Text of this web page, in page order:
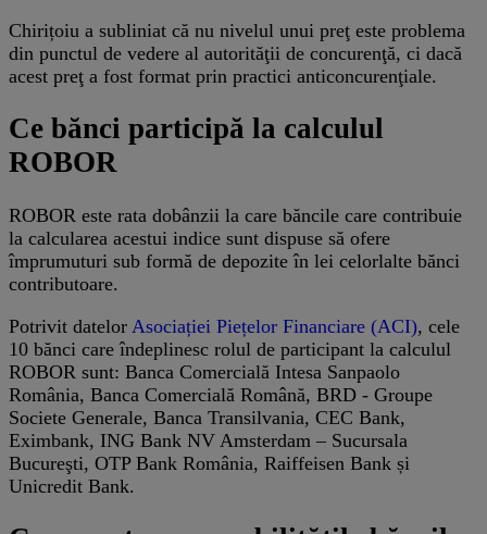
Chirițoiu a subliniat că nu nivelul unui preţ este problema
din punctul de vedere al autorităţii de concurenţă, ci dacă
acest preţ a fost format prin practici anticoncurenţiale.
Ce bănci participă la calculul
ROBOR
ROBOR este rata dobânzii la care băncile care contribuie
la calcularea acestui indice sunt dispuse să ofere
împrumuturi sub formă de depozite în lei celorlalte bănci
contributoare.
Potrivit datelor Asociației Piețelor Financiare (ACI), cele
10 bănci care îndeplinesc rolul de participant la calculul
ROBOR sunt: Banca Comercială Intesa Sanpaolo
România, Banca Comercială Română, BRD ‐ Groupe
Societe Generale, Banca Transilvania, CEC Bank,
Eximbank, ING Bank NV Amsterdam – Sucursala
Bucureşti, OTP Bank România, Raiffeisen Bank și
Unicredit Bank.